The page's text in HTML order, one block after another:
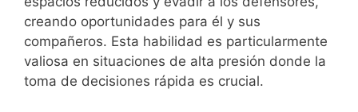
creando oportunidades para él y sus
compañeros. Esta habilidad es particularmente
valiosa en situaciones de alta presión donde la
toma de decisiones rápida es crucial.